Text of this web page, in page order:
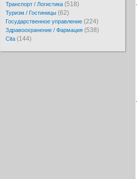
Транспорт / Логистика (518)
Туризм / Гостиницы (62)
Государственное управление (224)
Здравоохранение / Фармация (538)
Cita (144)